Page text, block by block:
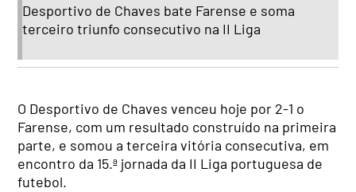
Desportivo de Chaves bate Farense e soma
terceiro triunfo consecutivo na II Liga
O Desportivo de Chaves venceu hoje por 2-1 o
Farense, com um resultado construído na primeira
parte, e somou a terceira vitória consecutiva, em
encontro da 15.ª jornada da II Liga portuguesa de
futebol.